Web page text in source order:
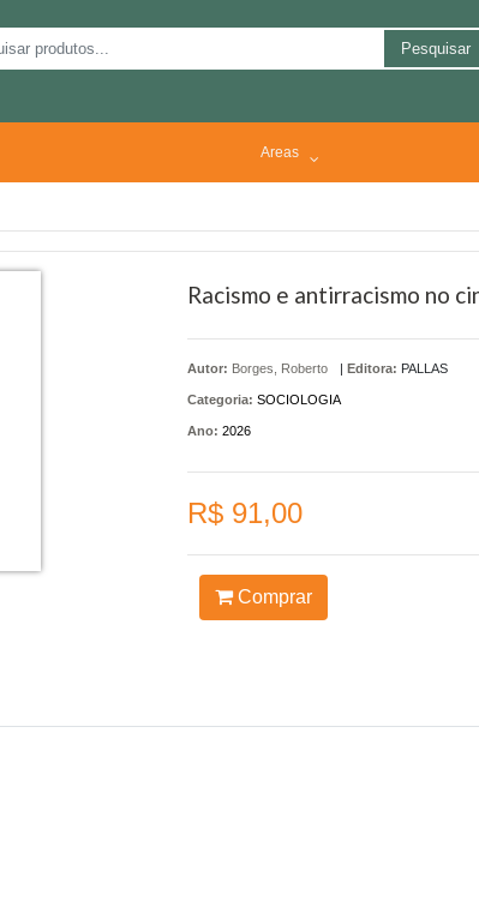
Pesquisar
Areas
Racismo e antirracismo no
Autor: Borges, Roberto | Editora: PALLAS
Categoria: SOCIOLOGIA
Ano: 2026
R$ 91,00
Comprar